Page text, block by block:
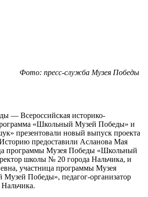
Фото: пресс-служба Музея Победы
— Всероссийская историко-
«Школьный Музей Победы» и
презентовали новый выпуск проекта
предоставили Асланова Мая
программы Музея Победы «Школьный
школы № 20 города Нальчика, и
участница программы Музея
Победы», педагог-организатор